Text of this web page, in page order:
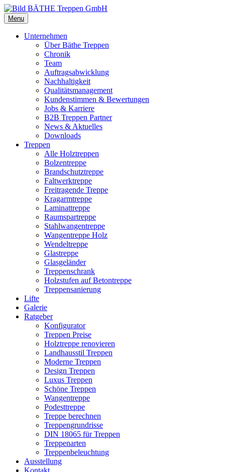
Menu
Unternehmen
Über Bäthe Treppen
Chronik
Team
Auftragsabwicklung
Nachhaltigkeit
Qualitätsmanagement
Kundenstimmen & Bewertungen
Jobs & Karriere
B2B Treppen Partner
News & Aktuelles
Downloads
Treppen
Alle Holztreppen
Bolzentreppe
Brandschutztreppe
Faltwerktreppe
Freitragende Treppe
Kragarmtreppe
Laminattreppe
Raumspartreppe
Stahlwangentreppe
Wangentreppe Holz
Wendeltreppe
Glastreppe
Glasgeländer
Treppenschrank
Holzstufen auf Betontreppe
Treppensanierung
Lifte
Galerie
Ratgeber
Konfigurator
Treppen Preise
Holztreppe renovieren
Landhausstil Treppen
Moderne Treppen
Design Treppen
Luxus Treppen
Schöne Treppen
Wangentreppe
Podesttreppe
Treppe berechnen
Treppengrundrisse
DIN 18065 für Treppen
Treppenarten
Treppenbeleuchtung
Ausstellung
Kontakt